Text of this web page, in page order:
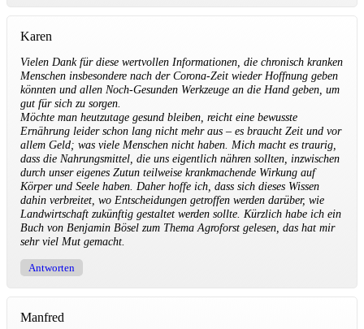
Karen
Vielen Dank für diese wertvollen Informationen, die chronisch kranken
Menschen insbesondere nach der Corona-Zeit wieder Hoffnung geben
könnten und allen Noch-Gesunden Werkzeuge an die Hand geben, um
gut für sich zu sorgen.
Möchte man heutzutage gesund bleiben, reicht eine bewusste
Ernährung leider schon lang nicht mehr aus – es braucht Zeit und vor
allem Geld; was viele Menschen nicht haben. Mich macht es traurig,
dass die Nahrungsmittel, die uns eigentlich nähren sollten, inzwischen
durch unser eigenes Zutun teilweise krankmachende Wirkung auf
Körper und Seele haben. Daher hoffe ich, dass sich dieses Wissen
dahin verbreitet, wo Entscheidungen getroffen werden darüber, wie
Landwirtschaft zukünftig gestaltet werden sollte. Kürzlich habe ich ein
Buch von Benjamin Bösel zum Thema Agroforst gelesen, das hat mir
sehr viel Mut gemacht.
Antworten
Manfred